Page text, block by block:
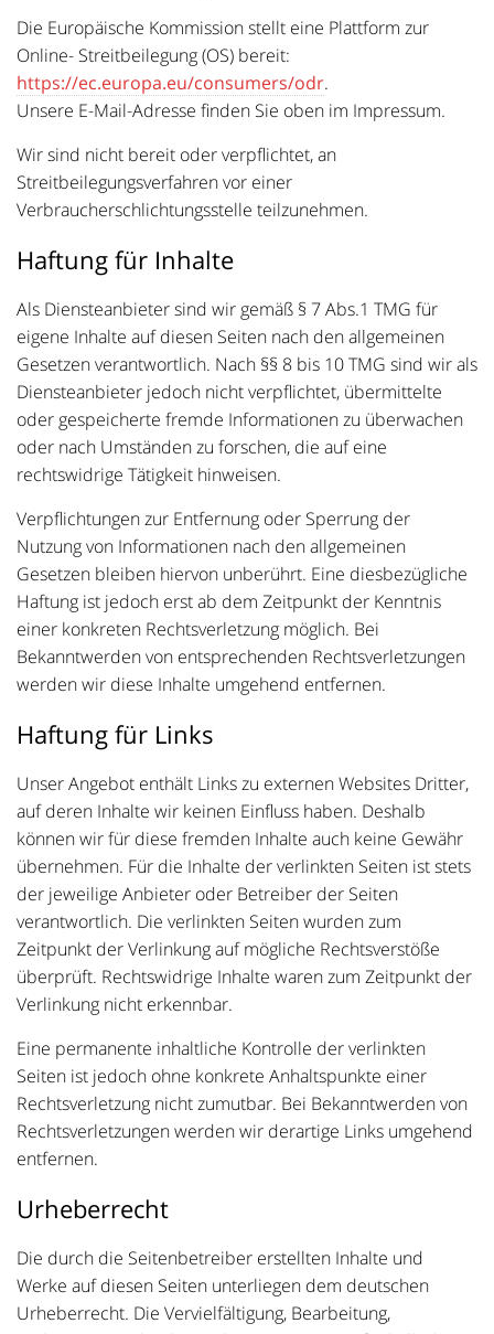
Die Europäische Kommission stellt eine Plattform zur
Online- Streitbeilegung (OS) bereit:
https://ec.europa.eu/consumers/odr.
Unsere E-Mail-Adresse finden Sie oben im Impressum.
Wir sind nicht bereit oder verpflichtet, an
Streitbeilegungsverfahren vor einer
Verbraucherschlichtungsstelle teilzunehmen.
Haftung für Inhalte
Als Diensteanbieter sind wir gemäß § 7 Abs.1 TMG für
eigene Inhalte auf diesen Seiten nach den allgemeinen
Gesetzen verantwortlich. Nach §§ 8 bis 10 TMG sind wir als
Diensteanbieter jedoch nicht verpflichtet, übermittelte
oder gespeicherte fremde Informationen zu überwachen
oder nach Umständen zu forschen, die auf eine
rechtswidrige Tätigkeit hinweisen.
Verpflichtungen zur Entfernung oder Sperrung der
Nutzung von Informationen nach den allgemeinen
Gesetzen bleiben hiervon unberührt. Eine diesbezügliche
Haftung ist jedoch erst ab dem Zeitpunkt der Kenntnis
einer konkreten Rechtsverletzung möglich. Bei
Bekanntwerden von entsprechenden Rechtsverletzungen
werden wir diese Inhalte umgehend entfernen.
Haftung für Links
Unser Angebot enthält Links zu externen Websites Dritter,
auf deren Inhalte wir keinen Einfluss haben. Deshalb
können wir für diese fremden Inhalte auch keine Gewähr
übernehmen. Für die Inhalte der verlinkten Seiten ist stets
der jeweilige Anbieter oder Betreiber der Seiten
verantwortlich. Die verlinkten Seiten wurden zum
Zeitpunkt der Verlinkung auf mögliche Rechtsverstöße
überprüft. Rechtswidrige Inhalte waren zum Zeitpunkt der
Verlinkung nicht erkennbar.
Eine permanente inhaltliche Kontrolle der verlinkten
Seiten ist jedoch ohne konkrete Anhaltspunkte einer
Rechtsverletzung nicht zumutbar. Bei Bekanntwerden von
Rechtsverletzungen werden wir derartige Links umgehend
entfernen.
Urheberrecht
Die durch die Seitenbetreiber erstellten Inhalte und
Werke auf diesen Seiten unterliegen dem deutschen
Urheberrecht. Die Vervielfältigung, Bearbeitung,